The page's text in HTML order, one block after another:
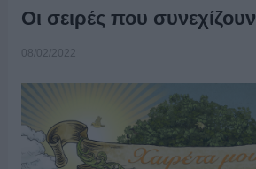
Οι σειρές που συνεχίζουν
08/02/2022